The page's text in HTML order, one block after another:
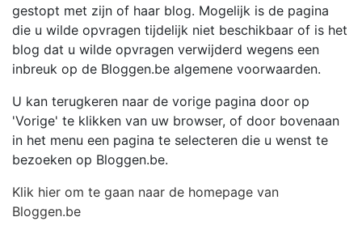
gestopt met zijn of haar blog. Mogelijk is de pagina
die u wilde opvragen tijdelijk niet beschikbaar of is het
blog dat u wilde opvragen verwijderd wegens een
inbreuk op de Bloggen.be algemene voorwaarden.
U kan terugkeren naar de vorige pagina door op
'Vorige' te klikken van uw browser, of door bovenaan
in het menu een pagina te selecteren die u wenst te
bezoeken op Bloggen.be.
Klik hier om te gaan naar de homepage van
Bloggen.be